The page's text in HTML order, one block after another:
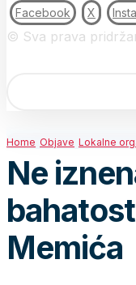
Facebook X
© Sva prava
Home Objave Lokalne
Ne
Memića